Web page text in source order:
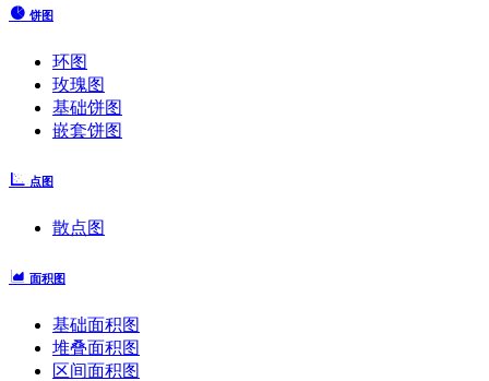
饼图
环图
玫瑰图
基础饼图
嵌套饼图
点图
散点图
面积图
基础面积图
堆叠面积图
区间面积图